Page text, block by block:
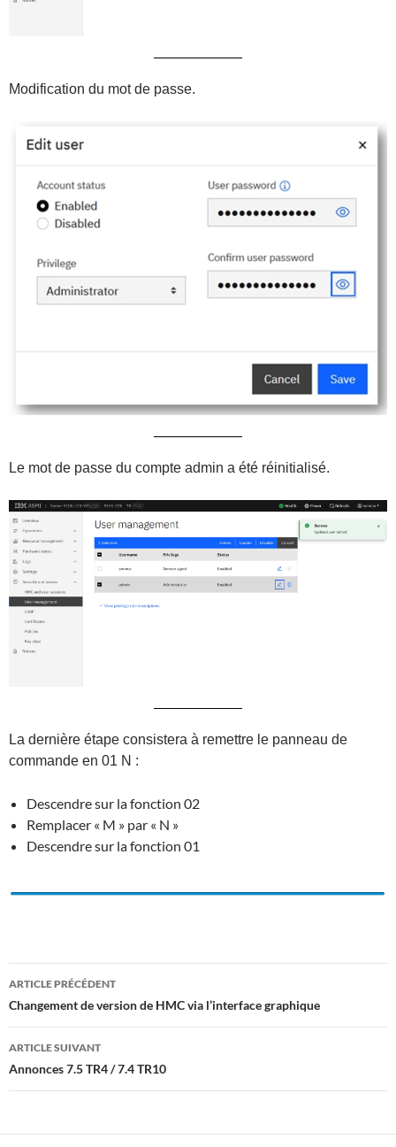
Modification du mot de passe.
Le mot de passe du compte admin a été réinitialisé.
La dernière étape consistera à remettre le panneau de
commande en 01 N :
Descendre sur la fonction 02
Remplacer « M » par « N »
Descendre sur la fonction 01
Navigation
des
articles
ARTICLE PRÉCÉDENT
Changement de version de HMC via l’interface graphique
ARTICLE SUIVANT
Annonces 7.5 TR4 / 7.4 TR10